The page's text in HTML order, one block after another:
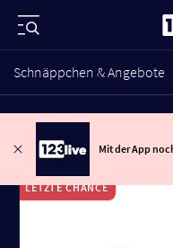
Schnäppchen & Angebote
Mit der App
LETZTE CHANCE